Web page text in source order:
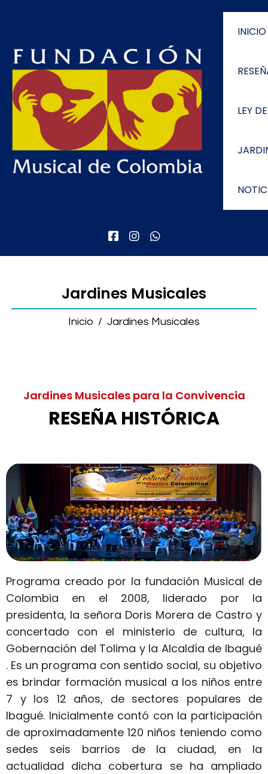
INICIO
LEY
Jardines Musicales
Inicio / Jardines Musicales
Jardines Musicales para la Convivencia
RESEÑA HISTÓRICA
Programa creado por la fundación Musical de
Colombia en el 2008, liderado por la
presidenta, la señora Doris Morera de Castro y
concertado con el ministerio de cultura, la
Gobernación del Tolima y la Alcaldía de Ibagué
. Es un programa con sentido social, su objetivo
es brindar formación musical a los niños entre
7 y los 12 años, de sectores populares de
Ibagué. Inicialmente contó con la participación
de aproximadamente 120 niños teniendo como
sedes seis barrios de la ciudad, en la
actualidad dicha cobertura se ha ampliado